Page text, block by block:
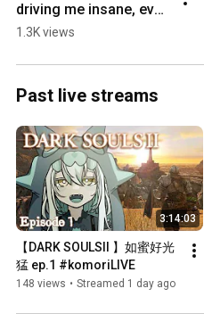
driving me insane, even
Buddha can't save me
#leagueoflegends
1.3K views
Past live streams
3:14:03
【DARK SOULSII 】如蜜好光
猛 ep.1 #komoriLIVE
148 views • Streamed 1 day ago